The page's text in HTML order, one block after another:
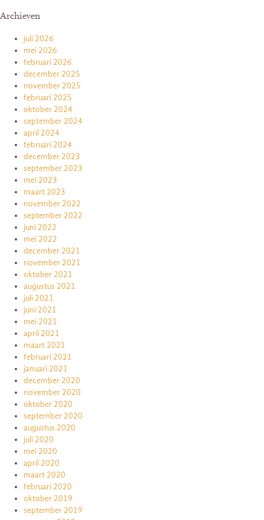
Archieven
juli 2026
mei 2026
februari 2026
december 2025
november 2025
februari 2025
oktober 2024
september 2024
april 2024
februari 2024
december 2023
september 2023
mei 2023
maart 2023
november 2022
september 2022
juni 2022
mei 2022
december 2021
november 2021
oktober 2021
augustus 2021
juli 2021
juni 2021
mei 2021
april 2021
maart 2021
februari 2021
januari 2021
december 2020
november 2020
oktober 2020
september 2020
augustus 2020
juli 2020
mei 2020
april 2020
maart 2020
februari 2020
oktober 2019
september 2019